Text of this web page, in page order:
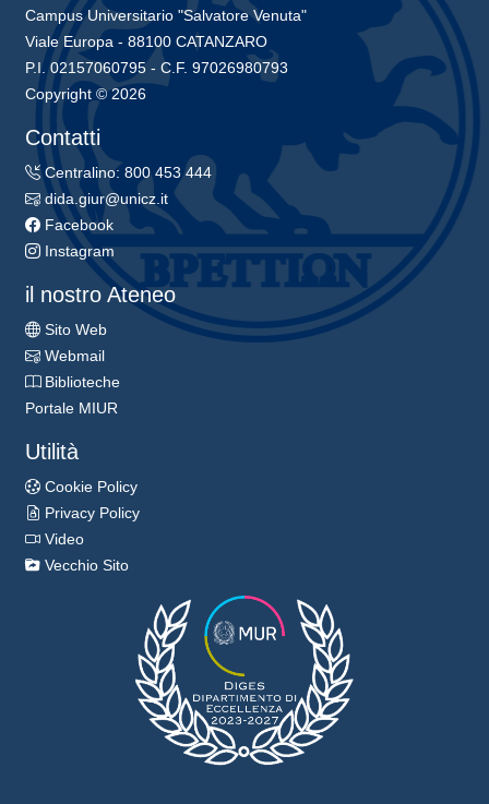
Campus Universitario "Salvatore Venuta"
Viale Europa - 88100 CATANZARO
P.I. 02157060795 - C.F. 97026980793
Copyright © 2026
Contatti
Centralino: 800 453 444
dida.giur@unicz.it
Facebook
Instagram
il nostro Ateneo
Sito Web
Webmail
Biblioteche
Portale MIUR
Utilità
Cookie Policy
Privacy Policy
Video
Vecchio Sito